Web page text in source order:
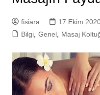
fisiara
17 Ekim
Bilgi, Genel, Masaj